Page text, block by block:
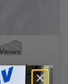
noliktavā